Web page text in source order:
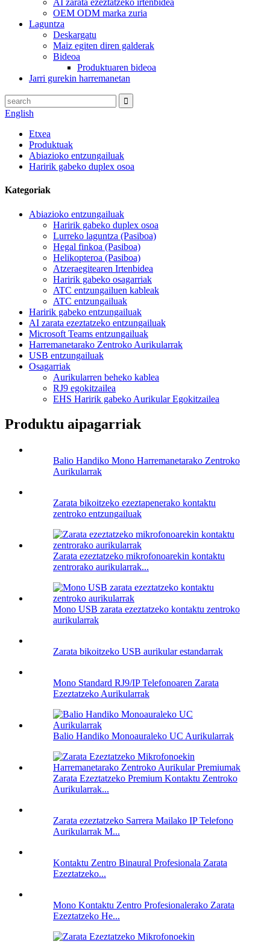
AI zarata ezeztatzeko irtenbidea
OEM ODM marka zuria
Laguntza
Deskargatu
Maiz egiten diren galderak
Bideoa
Produktuaren bideoa
Jarri gurekin harremanetan
English
Etxea
Produktuak
Abiazioko entzungailuak
Haririk gabeko duplex osoa
Kategoriak
Abiazioko entzungailuak
Haririk gabeko duplex osoa
Lurreko laguntza (Pasiboa)
Hegal finkoa (Pasiboa)
Helikopteroa (Pasiboa)
Atzeraegitearen Irtenbidea
Haririk gabeko osagarriak
ATC entzungailuen kableak
ATC entzungailuak
Haririk gabeko entzungailuak
AI zarata ezeztatzeko entzungailuak
Microsoft Teams entzungailuak
Harremanetarako Zentroko Aurikularrak
USB entzungailuak
Osagarriak
Aurikularren beheko kablea
RJ9 egokitzailea
EHS Haririk gabeko Aurikular Egokitzailea
Produktu aipagarriak
Balio Handiko Mono Harremanetarako Zentroko
Aurikularrak
Zarata bikoitzeko ezeztapenerako kontaktu
zentroko entzungailuak
Zarata ezeztatzeko mikrofonoarekin kontaktu
zentrorako aurikularrak...
Mono USB zarata ezeztatzeko kontaktu zentroko
aurikularrak
Zarata bikoitzeko USB aurikular estandarrak
Mono Standard RJ9/IP Telefonoaren Zarata
Ezeztatzeko Aurikularrak
Balio Handiko Monoauraleko UC Aurikularrak
Zarata Ezeztatzeko Premium Kontaktu Zentroko
Aurikularrak...
Zarata ezeztatzeko Sarrera Mailako IP Telefono
Aurikularrak M...
Kontaktu Zentro Binaural Profesionala Zarata
Ezeztatzeko...
Mono Kontaktu Zentro Profesionalerako Zarata
Ezeztatzeko He...